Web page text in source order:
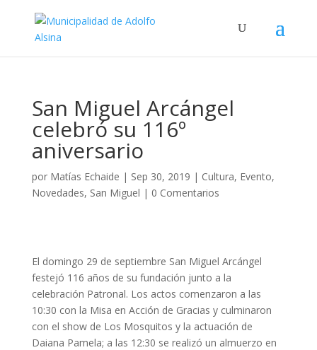
San Miguel Arcángel
celebró su 116º
aniversario
por Matías Echaide | Sep 30, 2019 | Cultura, Evento,
Novedades, San Miguel | 0 Comentarios
El domingo 29 de septiembre San Miguel Arcángel
festejó 116 años de su fundación junto a la
celebración Patronal. Los actos comenzaron a las
10:30 con la Misa en Acción de Gracias y culminaron
con el show de Los Mosquitos y la actuación de
Daiana Pamela; a las 12:30 se realizó un almuerzo en